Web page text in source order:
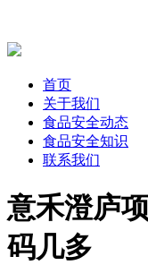
首页
关于我们
食品安全动态
食品安全知识
联系我们
意禾澄庐
码几多